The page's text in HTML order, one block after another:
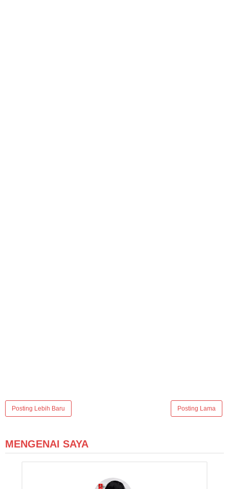
Posting Lebih Baru Posting Lama
MENGENAI SAYA